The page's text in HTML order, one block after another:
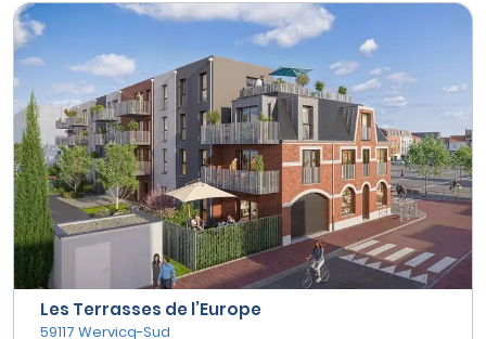
Les Terrasses de l’Europe
59117 Wervicq-Sud